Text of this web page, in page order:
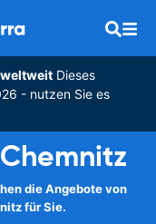
Dieses
- nutzen Sie es
die Angebote von
für Sie.